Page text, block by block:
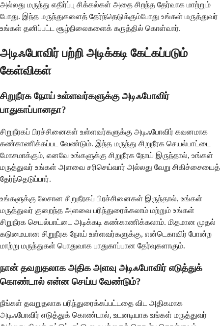
அல்லது மருந்து எதிர்ப்பு சிக்கல்கள் அதை சிறந்த தேர்வாக மாற்றும்
போது. இந்த மருந்துகளைத் தேர்ந்தெடுக்கும்போது உங்கள் மருத்துவர்
உங்கள் தனிப்பட்ட சூழ்நிலைகளைக் கருத்தில் கொள்வார்.
அடிஃபோவிர் பற்றி அடிக்கடி கேட்கப்படும்
கேள்விகள்
சிறுநீரக நோய் உள்ளவர்களுக்கு அடிஃபோவிர்
பாதுகாப்பானதா?
சிறுநீரகப் பிரச்சினைகள் உள்ளவர்களுக்கு அடிஃபோவிர் கவனமாக
கண்காணிக்கப்பட வேண்டும். இந்த மருந்து சிறுநீரக செயல்பாட்டை
மோசமாக்கும், எனவே உங்களுக்கு சிறுநீரக நோய் இருந்தால், உங்கள்
மருத்துவர் உங்கள் அளவை சரிசெய்வார் அல்லது வேறு சிகிச்சையைத்
தேர்ந்தெடுப்பார்.
உங்களுக்கு லேசான சிறுநீரகப் பிரச்சினைகள் இருந்தால், உங்கள்
மருத்துவர் குறைந்த அளவை பரிந்துரைக்கலாம் மற்றும் உங்கள்
சிறுநீரக செயல்பாட்டை அடிக்கடி கண்காணிக்கலாம். மிதமான முதல்
கடுமையான சிறுநீரக நோய் உள்ளவர்களுக்கு, என்டெகாவிர் போன்ற
மாற்று மருந்துகள் பொதுவாக பாதுகாப்பான தேர்வுகளாகும்.
நான் தவறுதலாக அதிக அளவு அடிஃபோவிர் எடுத்துக்
கொண்டால் என்ன செய்ய வேண்டும்?
நீங்கள் தவறுதலாக பரிந்துரைக்கப்பட்டதை விட அதிகமாக
அடிஃபோவிர் எடுத்துக் கொண்டால், உடனடியாக உங்கள் மருத்துவர்